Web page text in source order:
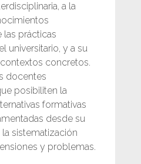
a la
prácticas
universitario, y a su
concretos.
docentes
posibiliten la
formativas
desde su
sistematización
y problemas.